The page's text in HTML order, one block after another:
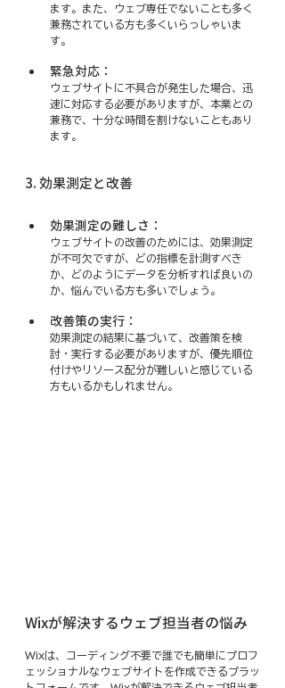
ます。また、ウェブ専任でないことも多く
兼務されている方も多くいらっしゃいま
す。
緊急対応：
ウェブサイトに不具合が発生した場合、迅
速に対応する必要がありますが、本業との
兼務で、十分な時間を割けないこともあり
ます。
3. 効果測定と改善
効果測定の難しさ：
ウェブサイトの改善のためには、効果測定
が不可欠ですが、どの指標を計測すべき
か、どのようにデータを分析すれば良いの
か、悩んでいる方も多いでしょう。
改善策の実行：
効果測定の結果に基づいて、改善策を検
討・実行する必要がありますが、優先順位
付けやリソース配分が難しいと感じている
方もいるかもしれません。
Wixが解決するウェブ担当者の悩み
Wixは、コーディング不要で誰でも簡単にプロフ
ェッショナルなウェブサイトを作成できるプラッ